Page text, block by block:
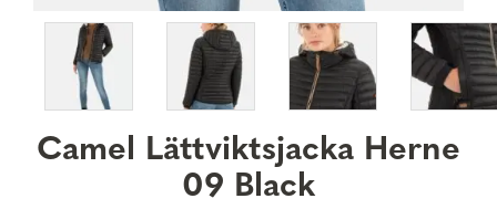
Camel Lättviktsjacka Herne
09 Black